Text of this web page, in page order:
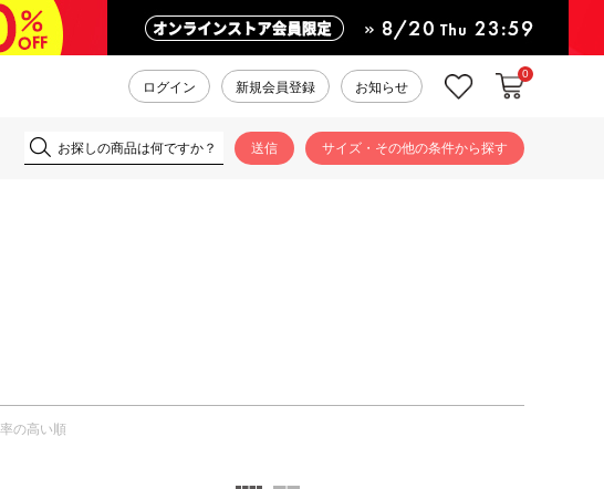
ログイン 新規会員登録 お知らせ お気に入りカートに入
0
サイズ・その他の条件から探す
の高い順